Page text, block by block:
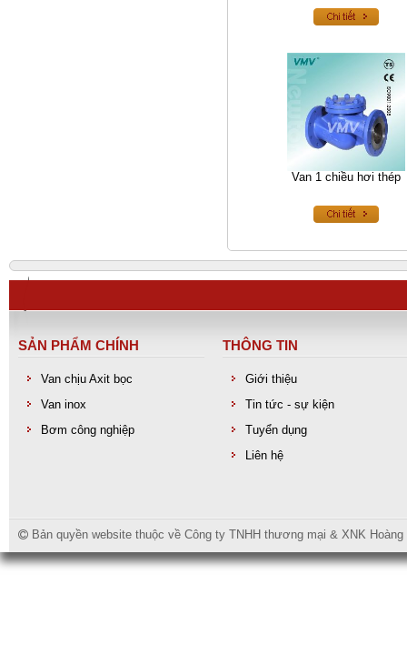
Van 1 chiều hơi thép
SẢN PHẨM CHÍNH
Van chịu Axit bọc
Van inox
Bơm công nghiệp
THÔNG TIN
Giới thiệu
Tin tức - sự kiện
Tuyển dụng
Liên hệ
Bản quyền website thuộc về Công ty TNHH thương mại & XNK